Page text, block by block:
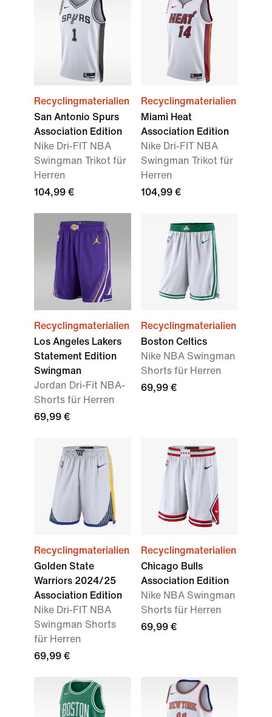
Recyclingmaterialien
San Antonio Spurs
Association Edition
Nike Dri-FIT NBA
Swingman Trikot für
Herren
104,99 €
Recyclingmaterialien
Miami Heat
Association Edition
Nike Dri-FIT NBA
Swingman Trikot für
Herren
104,99 €
Recyclingmaterialien
Los Angeles Lakers
Statement Edition
Swingman
Jordan Dri-Fit NBA-
Shorts für Herren
69,99 €
Recyclingmaterialien
Boston Celtics
Nike NBA Swingman
Shorts für Herren
69,99 €
Recyclingmaterialien
Golden State
Warriors 2024/25
Association Edition
Nike Dri-FIT NBA
Swingman Shorts
für Herren
69,99 €
Recyclingmaterialien
Chicago Bulls
Association Edition
Nike NBA Swingman
Shorts für Herren
69,99 €